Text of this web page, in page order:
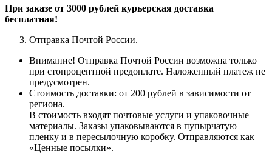
При заказе от 3000 рублей курьерская доставка
бесплатная!
Отправка Почтой России.
Внимание! Отправка Почтой России возможна только
при стопроцентной предоплате. Наложенный платеж не
предусмотрен.
Стоимость доставки: от 200 рублей в зависимости от
региона.
В стоимость входят почтовые услуги и упаковочные
материалы. Заказы упаковываются в пупырчатую
пленку и в пересылочную коробку. Отправляются как
«Ценные посылки».